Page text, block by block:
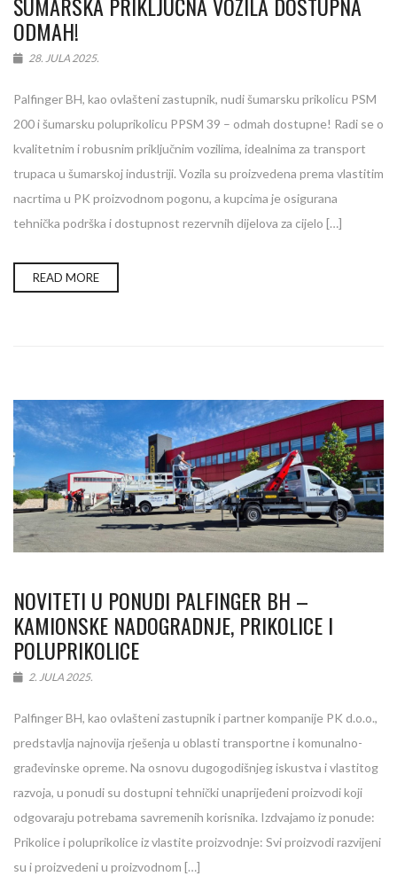
ŠUMARSKA PRIKLJUČNA VOZILA DOSTUPNA
ODMAH!
28. JULA 2025.
Palfinger BH, kao ovlašteni zastupnik, nudi šumarsku prikolicu PSM
200 i šumarsku poluprikolicu PPSM 39 – odmah dostupne! Radi se o
kvalitetnim i robusnim priključnim vozilima, idealnima za transport
trupaca u šumarskoj industriji. Vozila su proizvedena prema vlastitim
nacrtima u PK proizvodnom pogonu, a kupcima je osigurana
tehnička podrška i dostupnost rezervnih dijelova za cijelo […]
READ MORE
NOVITETI U PONUDI PALFINGER BH –
KAMIONSKE NADOGRADNJE, PRIKOLICE I
POLUPRIKOLICE
2. JULA 2025.
Palfinger BH, kao ovlašteni zastupnik i partner kompanije PK d.o.o.,
predstavlja najnovija rješenja u oblasti transportne i komunalno-
građevinske opreme. Na osnovu dugogodišnjeg iskustva i vlastitog
razvoja, u ponudi su dostupni tehnički unaprijeđeni proizvodi koji
odgovaraju potrebama savremenih korisnika. Izdvajamo iz ponude:
Prikolice i poluprikolice iz vlastite proizvodnje: Svi proizvodi razvijeni
su i proizvedeni u proizvodnom […]